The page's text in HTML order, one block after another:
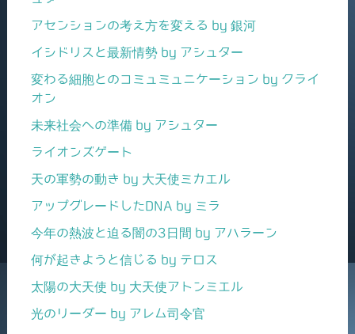
アセンションの考え方を変える by 銀河
イシドリスと最新情勢 by アシュター
変わる細胞とのコミュミュニケーション by クライ
オン
未来社会への準備 by アシュター
ライオンズゲート
天の軍勢の動き by 大天使ミカエル
アップグレードしたDNA by ミラ
今年の熱波と迫る闇の3日間 by アハラーン
何が起きようと信じる by テロス
太陽の大天使 by 大天使アトンミエル
光のリーダー by アレム司令官